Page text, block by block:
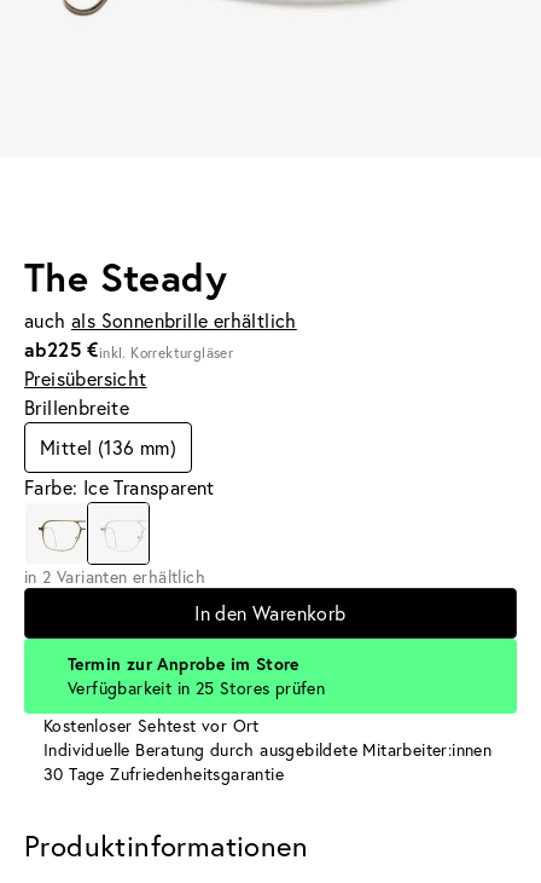
The Steady
auch als Sonnenbrille erhältlich
ab225 €inkl. Korrekturgläser
Preisübersicht
Brillenbreite
Mittel (136 mm)
Farbe: Ice Transparent
in 2 Varianten erhältlich
In den Warenkorb
Termin zur Anprobe im Store
Verfügbarkeit in 25 Stores prüfen
Kostenloser Sehtest vor Ort
Individuelle Beratung durch ausgebildete Mitarbeiter:innen
30 Tage Zufriedenheitsgarantie
Produktinformationen